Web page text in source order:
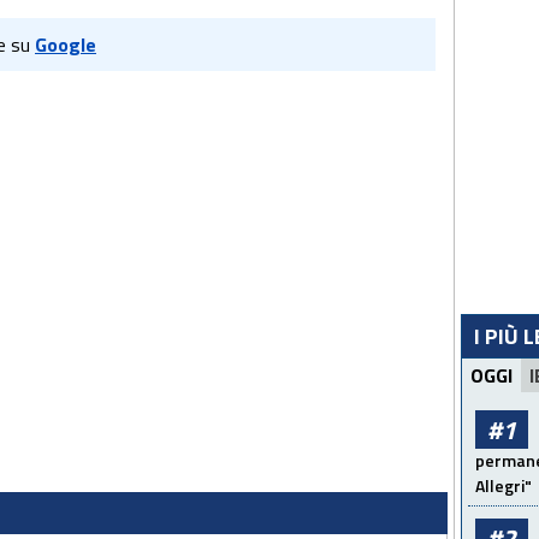
su Google
I PIÙ
OGGI
#1
Allegri"